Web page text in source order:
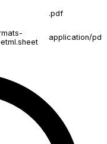
.pdf
application/pdf